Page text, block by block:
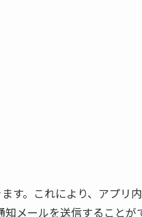
す。これにより、アプリ
メールを送信することが